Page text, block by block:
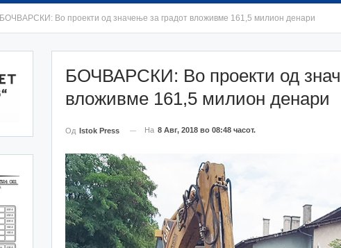
БОЧВАРСКИ: Во проекти од значење за градот вложивме 161,5 милион денари
БОЧВАРСКИ: Во проекти од
вложивме 161,5 милион денари
Од Istok Press На 8 Авг, 2018 во 08:48 часот.